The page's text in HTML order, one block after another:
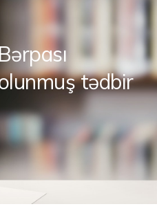
tədbir